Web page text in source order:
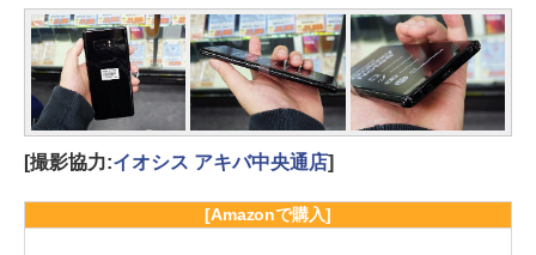
[撮影協力:イオシス アキバ中央通店]
[Amazonで購入]